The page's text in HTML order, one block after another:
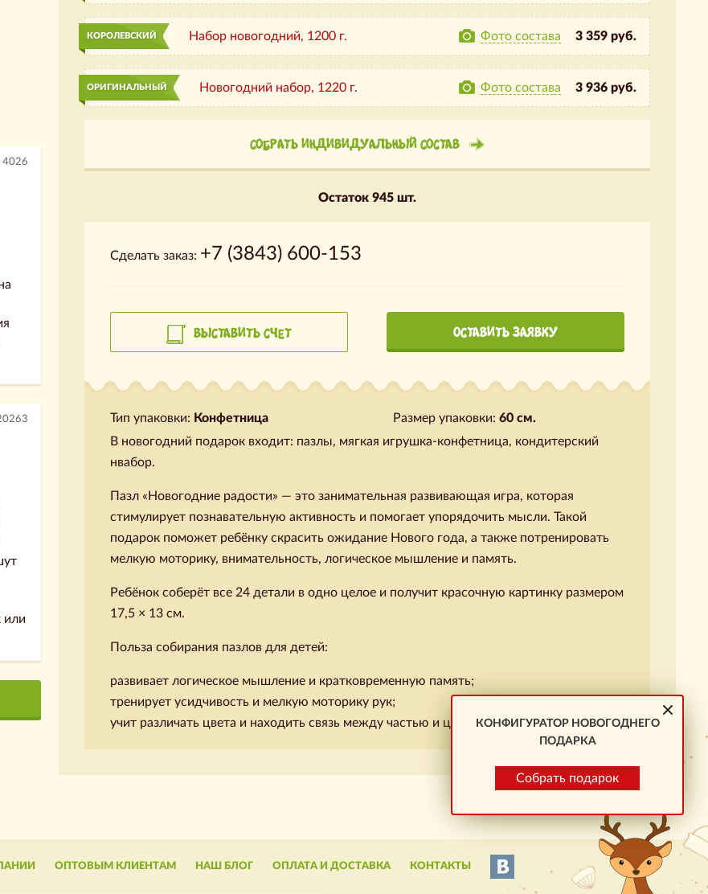
КОРОЛЕВСКИЙ Набор новогодний, 1200 г. 3 359 руб.
Фото состава
ОРИГИНАЛЬНЫЙ Новогодний набор, 1220 г. 3 936 руб.
Фото состава
СОБРАТЬ ИНДИВИДУАЛЬНЫЙ СОСТАВ
Остаток 945 шт.
Сделать заказ: +7 (3843) 600-153
ВЫСТАВИТЬ СЧЕТ ОСТАВИТЬ ЗАЯВКУ
Тип упаковки: Конфетница Размер упаковки: 60 см.
В новогодний подарок входит: пазлы, мягкая игрушка-конфетница, кондитерский
нвабор.
Пазл «Новогодние радости» — это занимательная развивающая игра, которая
стимулирует познавательную активность и помогает упорядочить мысли. Такой
подарок поможет ребёнку скрасить ожидание Нового года, а также потренировать
мелкую моторику, внимательность, логическое мышление и память.
Ребёнок соберёт все 24 детали в одно целое и получит красочную картинку размером
17,5 × 13 см.
Польза собирания пазлов для детей:
развивает логическое мышление и кратковременную память;
тренирует усидчивость и мелкую моторику рук;
учит различать цвета и находить связь между частью и целым.
4026
или
КОНФИГУРАТОР НОВОГОДНЕГО
ПОДАРКА
Собрать подарок
ОПТОВЫМ КЛИЕНТАМ НАШ БЛОГ ОПЛАТА И ДОСТАВКА КОНТАКТЫ